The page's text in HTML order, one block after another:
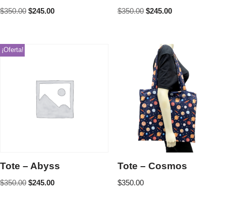
$350.00 $245.00 $350.00 $245.00
¡Oferta!
Tote – Abyss
$350.00 $245.00
Tote – Cosmos
$350.00